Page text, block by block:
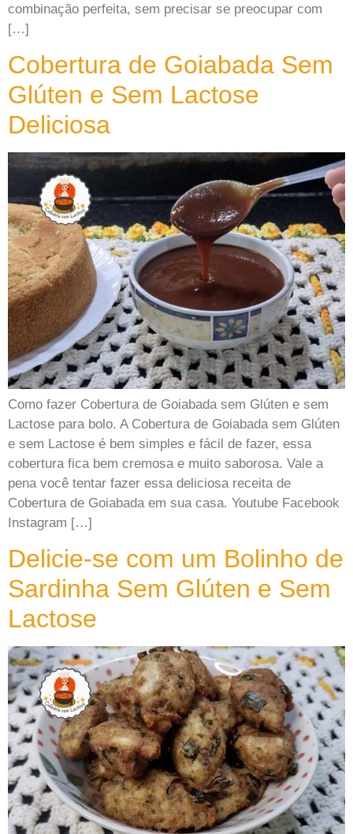
combinação perfeita, sem precisar se preocupar com
[…]
Cobertura de Goiabada Sem
Glúten e Sem Lactose
Deliciosa
Como fazer Cobertura de Goiabada sem Glúten e sem
Lactose para bolo. A Cobertura de Goiabada sem Glúten
e sem Lactose é bem simples e fácil de fazer, essa
cobertura fica bem cremosa e muito saborosa. Vale a
pena você tentar fazer essa deliciosa receita de
Cobertura de Goiabada em sua casa. Youtube Facebook
Instagram […]
Delicie-se com um Bolinho de
Sardinha Sem Glúten e Sem
Lactose